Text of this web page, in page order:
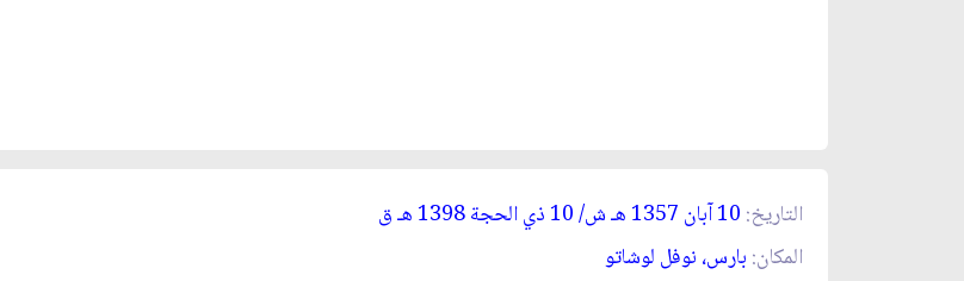
التاريخ: ـش/ 10 ذي الحجة 1398 ه ـق‏
المكان: بارس، نوفل لوشاتو